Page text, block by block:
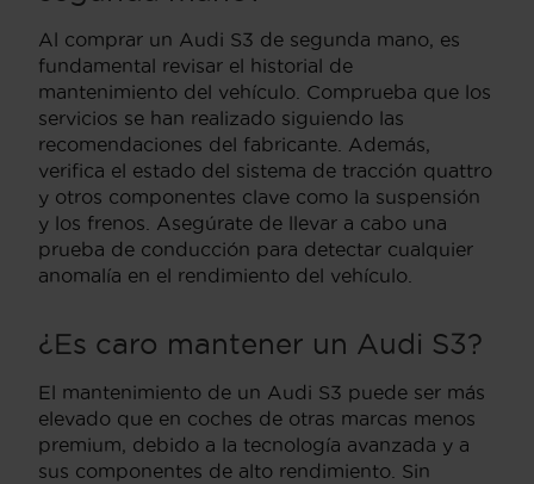
Al comprar un Audi S3 de segunda mano, es
fundamental revisar el historial de
mantenimiento del vehículo. Comprueba que los
servicios se han realizado siguiendo las
recomendaciones del fabricante. Además,
verifica el estado del sistema de tracción quattro
y otros componentes clave como la suspensión
y los frenos. Asegúrate de llevar a cabo una
prueba de conducción para detectar cualquier
anomalía en el rendimiento del vehículo.
¿Es caro mantener un Audi S3?
El mantenimiento de un Audi S3 puede ser más
elevado que en coches de otras marcas menos
premium, debido a la tecnología avanzada y a
sus componentes de alto rendimiento. Sin